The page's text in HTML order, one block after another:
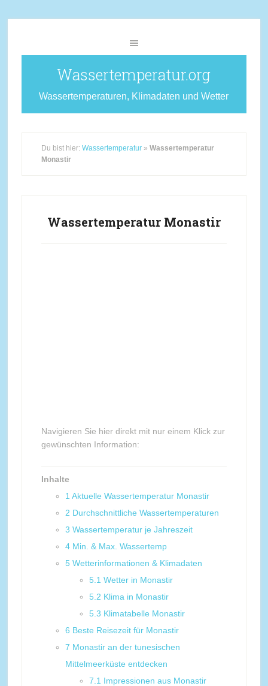
Wassertemperatur.org
Wassertemperaturen, Klimadaten und Wetter
Du bist hier: Wassertemperatur» Wassertemperatur
Monastir
Wassertemperatur Monastir
Navigieren Sie hier direkt mit nur einem Klick zur
gewünschten Information:
Inhalte
1 Aktuelle Wassertemperatur Monastir
2 Durchschnittliche Wassertemperaturen
3 Wassertemperatur je Jahreszeit
4 Min. & Max. Wassertemp
5 Wetterinformationen & Klimadaten
5.1 Wetter in Monastir
5.2 Klima in Monastir
5.3 Klimatabelle Monastir
6 Beste Reisezeit für Monastir
7 Monastir an der tunesischen
Mittelmeerküste entdecken
7.1 Impressionen aus Monastir